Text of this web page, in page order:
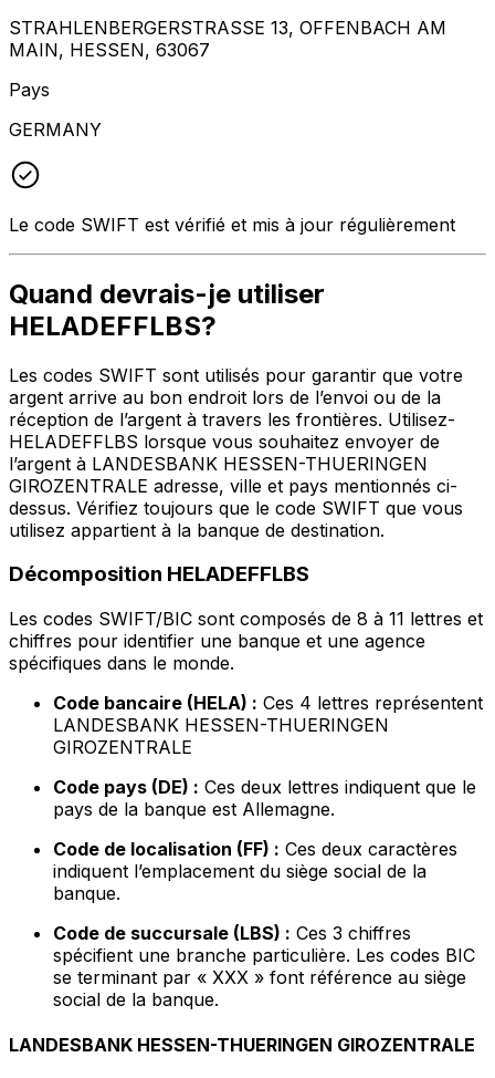
STRAHLENBERGERSTRASSE 13, OFFENBACH AM
MAIN, HESSEN, 63067
Pays
GERMANY
Le code SWIFT est vérifié et mis à jour régulièrement
Quand devrais-je utiliser
HELADEFFLBS?
Les codes SWIFT sont utilisés pour garantir que votre
argent arrive au bon endroit lors de l’envoi ou de la
réception de l’argent à travers les frontières. Utilisez-
HELADEFFLBS lorsque vous souhaitez envoyer de
l’argent à LANDESBANK HESSEN-THUERINGEN
GIROZENTRALE adresse, ville et pays mentionnés ci-
dessus. Vérifiez toujours que le code SWIFT que vous
utilisez appartient à la banque de destination.
Décomposition HELADEFFLBS
Les codes SWIFT/BIC sont composés de 8 à 11 lettres et
chiffres pour identifier une banque et une agence
spécifiques dans le monde.
Code bancaire (HELA) : Ces 4 lettres représentent
LANDESBANK HESSEN-THUERINGEN
GIROZENTRALE
Code pays (DE) : Ces deux lettres indiquent que le
pays de la banque est Allemagne.
Code de localisation (FF) : Ces deux caractères
indiquent l’emplacement du siège social de la
banque.
Code de succursale (LBS) : Ces 3 chiffres
spécifient une branche particulière. Les codes BIC
se terminant par « XXX » font référence au siège
social de la banque.
LANDESBANK HESSEN-THUERINGEN GIROZENTRALE